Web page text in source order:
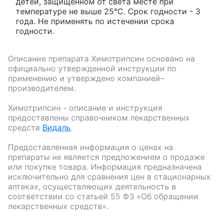
температуре не выше 25°С. Срок годности - 3
года. Не применять по истечении срока
годности.
Описание препарата Химотрипсин основано на
официально утвержденной инструкции по
применению и утверждено компанией–
производителем.
Химотрипсин - описание и инструкция
предоставлены справочником лекарственных
средств Видаль.
Предоставленная информация о ценах на
препараты не является предложением о продаже
или покупке товара. Информация предназначена
исключительно для сравнения цен в стационарных
аптеках, осуществляющих деятельность в
соответствии со статьей 55 ФЗ «Об обращении
лекарственных средств».